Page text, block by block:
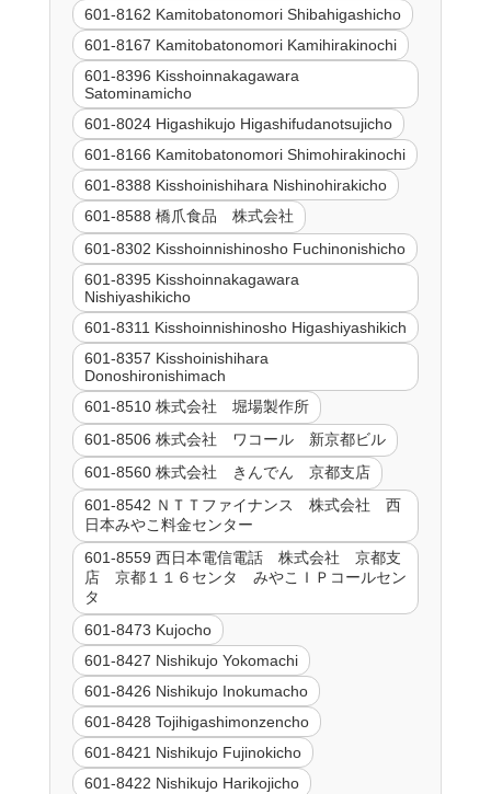
601-8162 Kamitobatonomori Shibahigashicho
601-8167 Kamitobatonomori Kamihirakinochi
601-8396 Kisshoinnakagawara
Satominamicho
601-8024 Higashikujo Higashifudanotsujicho
601-8166 Kamitobatonomori Shimohirakinochi
601-8388 Kisshoinishihara Nishinohirakicho
601-8588 橋爪食品 株式会社
601-8302 Kisshoinnishinosho Fuchinonishicho
601-8395 Kisshoinnakagawara
Nishiyashikicho
601-8311 Kisshoinnishinosho Higashiyashikich
601-8357 Kisshoinishihara
Donoshironishimach
601-8510 株式会社 堀場製作所
601-8506 株式会社 ワコール 新京都ビル
601-8560 株式会社 きんでん 京都支店
601-8542 ＮＴＴファイナンス 株式会社 西
日本みやこ料金センター
601-8559 西日本電信電話 株式会社 京都支
店 京都１１６センタ みやこＩＰコールセン
タ
601-8473 Kujocho
601-8427 Nishikujo Yokomachi
601-8426 Nishikujo Inokumacho
601-8428 Tojihigashimonzencho
601-8421 Nishikujo Fujinokicho
601-8422 Nishikujo Harikojicho